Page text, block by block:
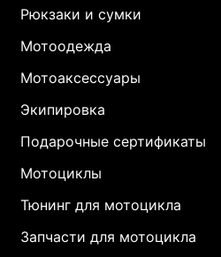
Рюкзаки и сумки
Мотоодежда
Мотоаксессуары
Экипировка
Подарочные сертификаты
Мотоциклы
Тюнинг для мотоцикла
Запчасти для мотоцикла